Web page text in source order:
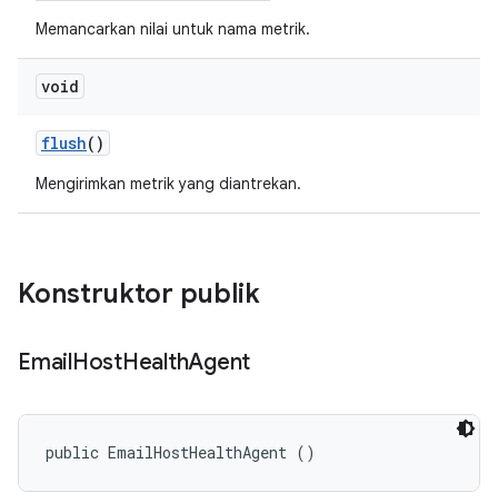
Memancarkan nilai untuk nama metrik.
void
flush()
Mengirimkan metrik yang diantrekan.
Konstruktor publik
EmailHostHealthAgent
public EmailHostHealthAgent ()